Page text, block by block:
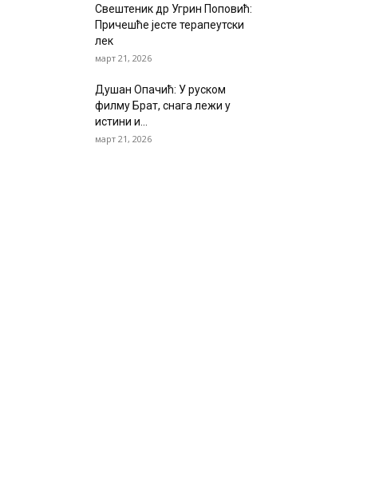
Свештеник др Угрин Поповић:
Причешће јесте терапеутски
лек
март 21, 2026
Душан Опачић: У руском
филму Брат, снага лежи у
истини и...
март 21, 2026